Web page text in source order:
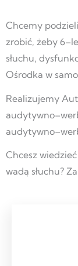
Chcemy
zrobić, żeby
słuchu,
Ośrodka w
Realizujemy
Chcesz
wadą słuchu?